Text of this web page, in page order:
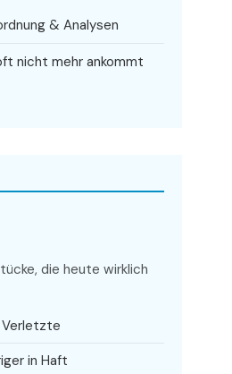
& Analysen
nicht mehr ankommt
die heute wirklich
Verletzte
in Haft